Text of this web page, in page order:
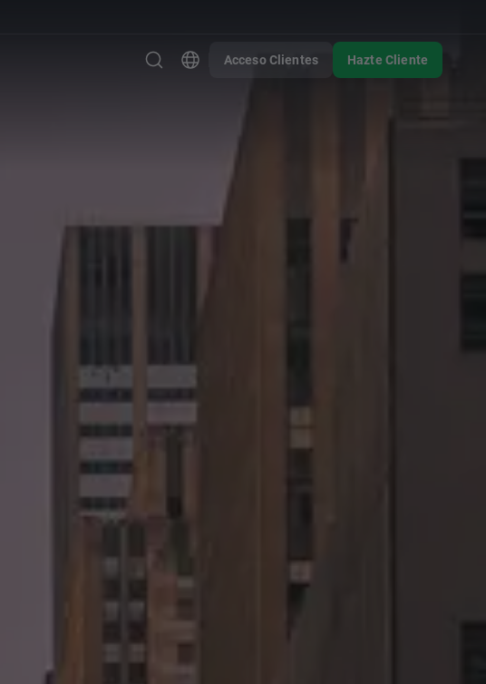
Acceso Clientes Hazte Cliente